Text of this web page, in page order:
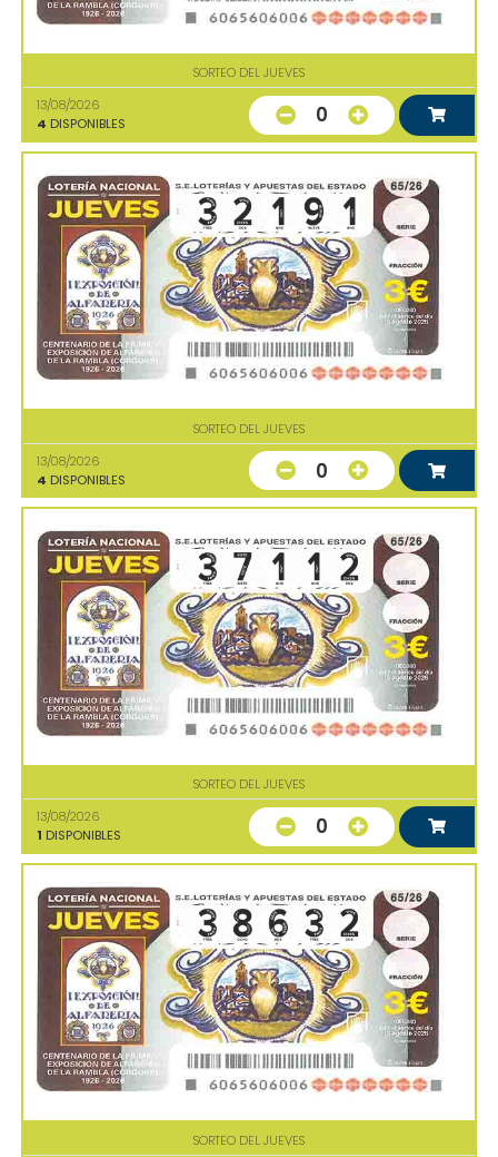
SORTEO DEL JUEVES
13/08/2026
4 DISPONIBLES 0
SORTEO DEL JUEVES
13/08/2026
4 DISPONIBLES 0
SORTEO DEL JUEVES
13/08/2026
1 DISPONIBLES 0
SORTEO DEL JUEVES